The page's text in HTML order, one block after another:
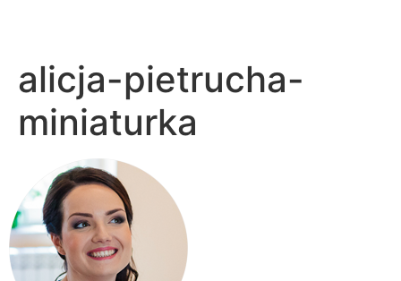
alicja-pietrucha-
miniaturka